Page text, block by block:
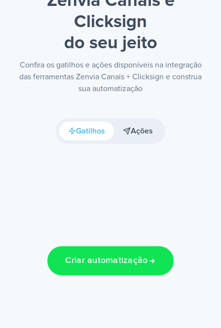
Clicksign
do seu jeito
Confira os gatilhos e ações disponíveis na integração
das ferramentas Zenvia Canais + Clicksign e construa
sua automatização
Gatilhos Ações
Criar automatização